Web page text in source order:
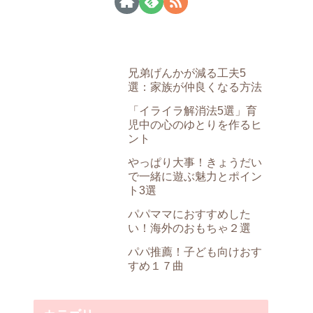
兄弟げんかが減る工夫5
選：家族が仲良くなる方法
「イライラ解消法5選」育
児中の心のゆとりを作るヒ
ント
やっぱり大事！きょうだい
で一緒に遊ぶ魅力とポイン
ト3選
パパママにおすすめした
い！海外のおもちゃ２選
パパ推薦！子ども向けおす
すめ１７曲